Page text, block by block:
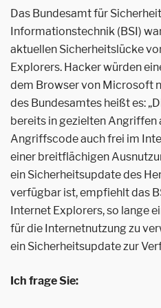
Das Bundesamt für
Informationstechnik (BSI)
aktuellen Sicherheitslücke
Explorers. Hacker würden
dem Browser von Microsoft
des Bundesamtes heißt es:
bereits in gezielten Angriffen
Angriffscode auch frei im
einer breitflächigen
ein Sicherheitsupdate des
verfügbar ist, empfiehlt das
Internet Explorers, so lange
für die Internetnutzung zu
ein Sicherheitsupdate zur
Ich frage Sie: